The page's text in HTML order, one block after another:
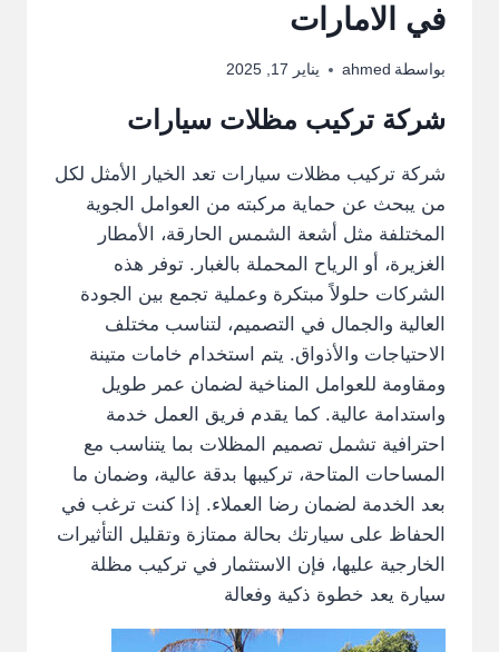
في الامارات
بواسطة ahmed يناير 17, 2025
شركة تركيب مظلات سيارات
شركة تركيب مظلات سيارات تعد الخيار الأمثل لكل
من يبحث عن حماية مركبته من العوامل الجوية
المختلفة مثل أشعة الشمس الحارقة، الأمطار
الغزيرة، أو الرياح المحملة بالغبار. توفر هذه
الشركات حلولاً مبتكرة وعملية تجمع بين الجودة
العالية والجمال في التصميم، لتناسب مختلف
الاحتياجات والأذواق. يتم استخدام خامات متينة
ومقاومة للعوامل المناخية لضمان عمر طويل
واستدامة عالية. كما يقدم فريق العمل خدمة
احترافية تشمل تصميم المظلات بما يتناسب مع
المساحات المتاحة، تركيبها بدقة عالية، وضمان ما
بعد الخدمة لضمان رضا العملاء. إذا كنت ترغب في
الحفاظ على سيارتك بحالة ممتازة وتقليل التأثيرات
الخارجية عليها، فإن الاستثمار في تركيب مظلة
سيارة يعد خطوة ذكية وفعالة